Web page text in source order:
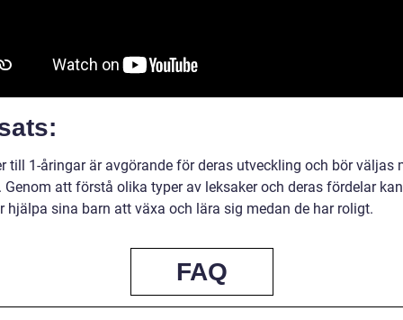
till 1-åringar är avgörande för deras utveckling och bör väljas
Genom att förstå olika typer av leksaker och deras fördelar kan
hjälpa sina barn att växa och lära sig medan de har roligt.
FAQ